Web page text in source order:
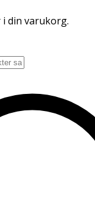
din varukorg.